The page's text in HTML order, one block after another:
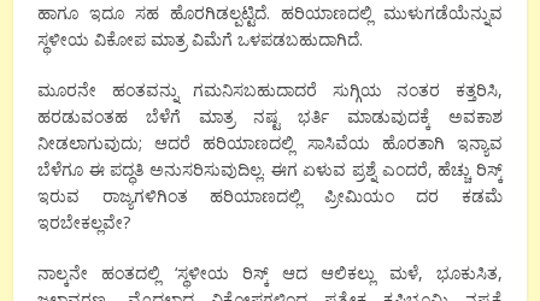
ಹಾಗೂ ಇದೂ ಸಹ ಹೊರಗಿಡಲ್ಪಟ್ಟಿದೆ. ಹರಿಯಾಣದಲ್ಲಿ ಮುಳುಗಡೆಯೆನ್ನುವ
ಸ್ಥಳೀಯ ವಿಕೋಪ ಮಾತ್ರ ವಿಮೆಗೆ ಒಳಪಡಬಹುದಾಗಿದೆ.
ಮೂರನೇ ಹಂತವನ್ನು ಗಮನಿಸಬಹುದಾದರೆ ಸುಗ್ಗಿಯ ನಂತರ ಕತ್ತರಿಸಿ,
ಹರಡುವಂತಹ ಬೆಳೆಗೆ ಮಾತ್ರ ನಷ್ಟ ಭರ್ತಿ ಮಾಡುವುದಕ್ಕೆ ಅವಕಾಶ
ನೀಡಲಾಗುವುದು; ಆದರೆ ಹರಿಯಾಣದಲ್ಲಿ ಸಾಸಿವೆಯ ಹೊರತಾಗಿ ಇನ್ಯಾವ
ಬೆಳೆಗೂ ಈ ಪದ್ಧತಿ ಅನುಸರಿಸುವುದಿಲ್ಲ. ಈಗ ಏಳುವ ಪ್ರಶ್ನೆ ಎಂದರೆ, ಹೆಚ್ಚು ರಿಸ್ಕ್
ಇರುವ ರಾಜ್ಯಗಳಿಗಿಂತ ಹರಿಯಾಣದಲ್ಲಿ ಪ್ರೀಮಿಯಂ ದರ ಕಡಮೆ
ಇರಬೇಕಲ್ಲವೇ?
ನಾಲ್ಕನೇ ಹಂತದಲ್ಲಿ ‘ಸ್ಥಳೀಯ ರಿಸ್ಕ್ ಆದ ಆಲಿಕಲ್ಲು ಮಳೆ, ಭೂಕುಸಿತ,